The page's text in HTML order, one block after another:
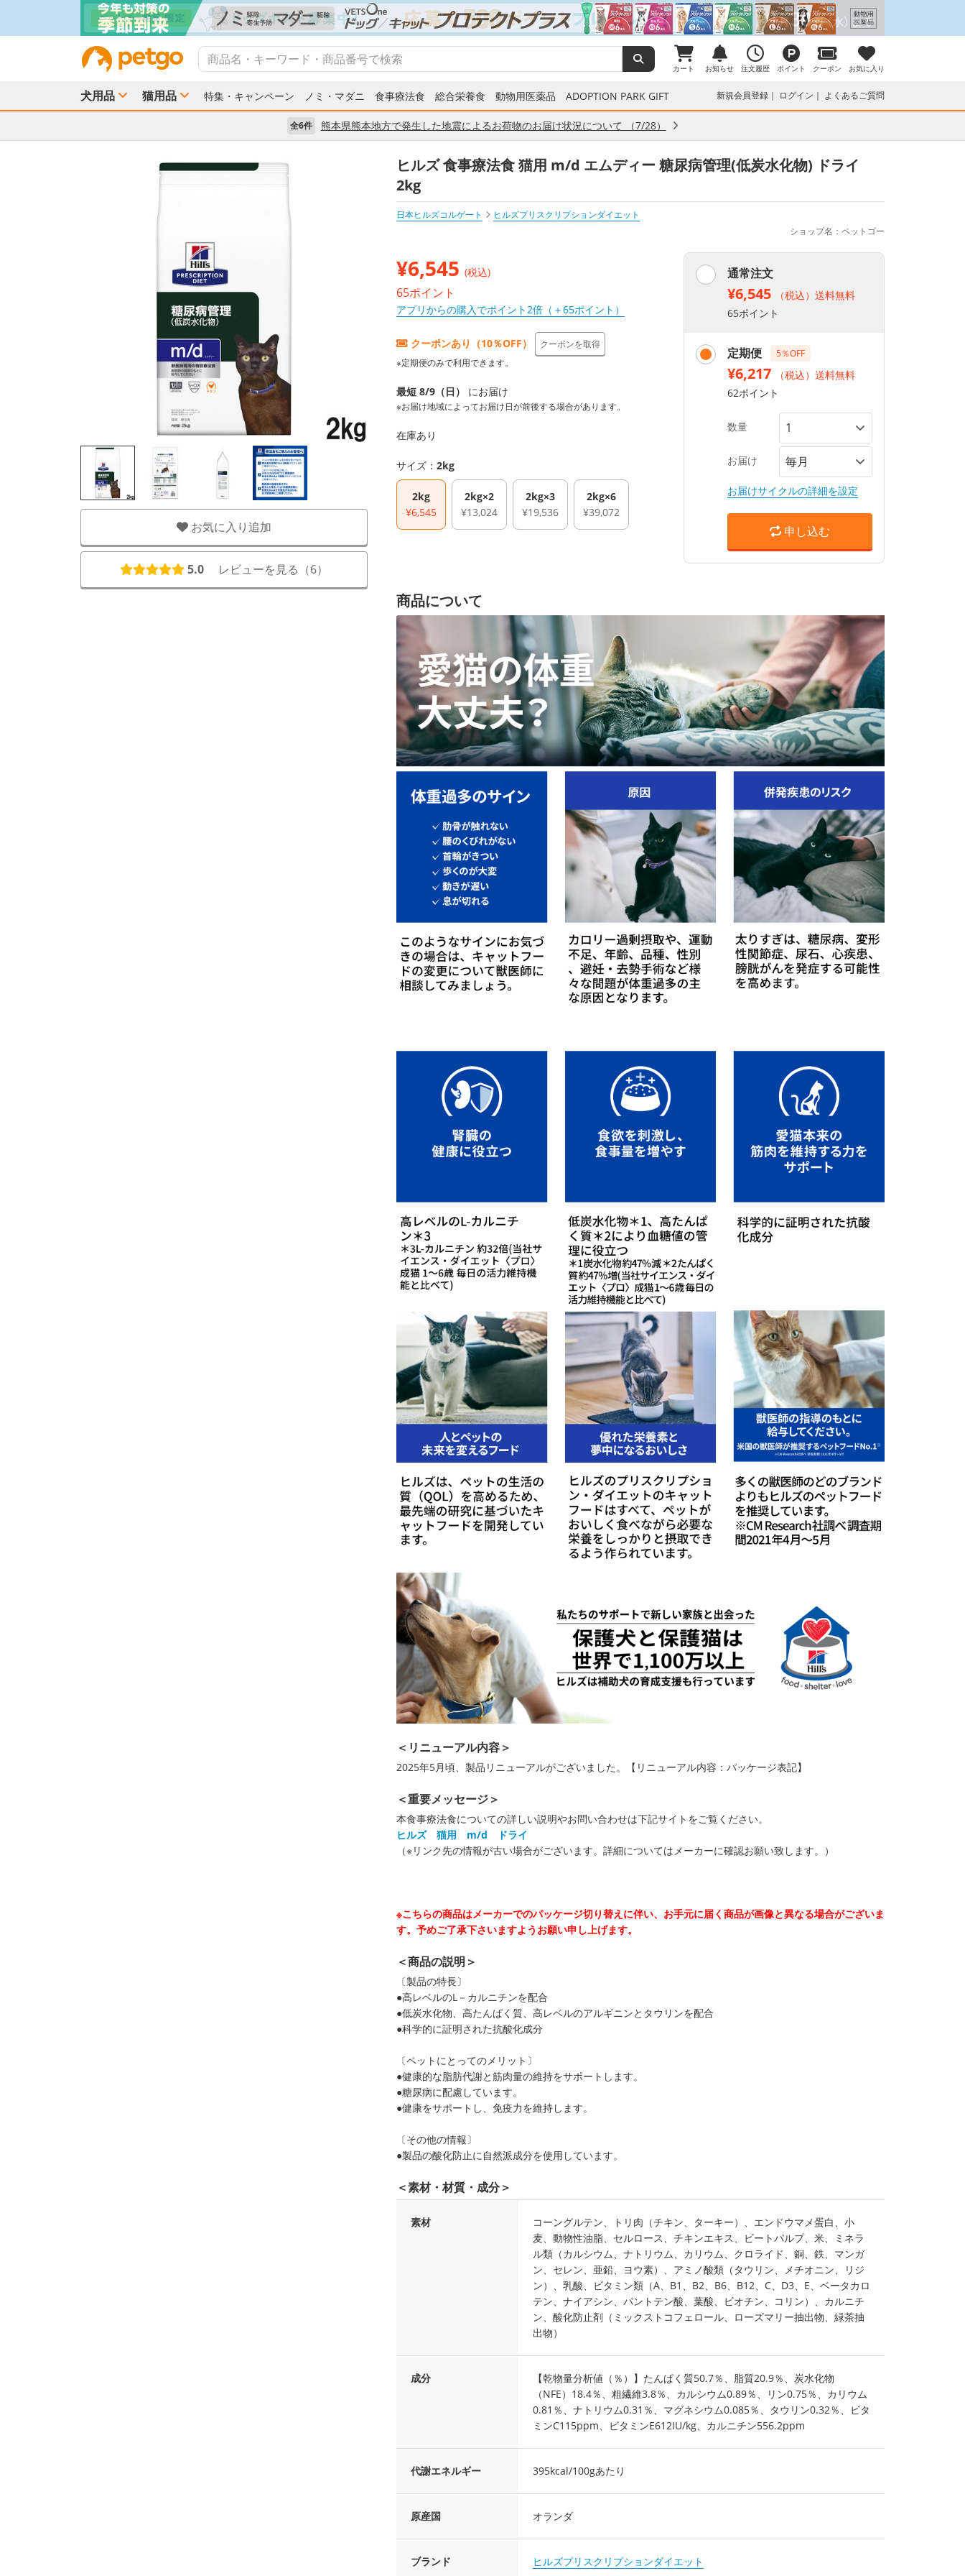
カート お知らせ 注文履歴 ポイント クーポン お気に入り
犬用品 猫用品 特集・キャンペーン ノミ・マダニ 食事療法食 総合栄養食 動物用医薬品 ADOPTION PARK GIFT 新規会員登録 ログイン よくあるご質問
全6件 熊本県熊本地方で発生した地震によるお荷物のお届け状況について （7/28）
お気に入り追加
5.0 レビューを見る（6）
ヒルズ 食事療法食 猫用 m/d エムディー 糖尿病管理(低炭水化物) ドライ
2kg
日本ヒルズコルゲート
ヒルズプリスクリプションダイエット
ショップ名：ペットゴー
¥6,545 (税込)
65ポイント
アプリからの購入でポイント2倍（＋65ポイント）
クーポンあり（10％OFF）
クーポンを取得
※定期便のみで利用できます。
最短 8/9（日） にお届け
※お届け地域によってお届け日が前後する場合があります。
在庫あり
サイズ： 2kg
2kg
¥6,545
2kg×2
¥13,024
2kg×3
¥19,536
2kg×6
¥39,072
通常注文
¥6,545
（税込）送料無料
65ポイント
定期便 5％OFF
¥6,217
（税込）送料無料
62ポイント
数量
お届け
お届けサイクルの詳細を設定
申し込む
商品について
＜リニューアル内容＞
2025年5月頃、製品リニューアルがございました。【リニューアル内容：パッケージ表記】
＜重要メッセージ＞
本食事療法食についての詳しい説明やお問い合わせは下記サイトをご覧ください。
ヒルズ 猫用 m/d ドライ
（※リンク先の情報が古い場合がございます。詳細についてはメーカーに確認お願い致します。）
※こちらの商品はメーカーでのパッケージ切り替えに伴い、お手元に届く商品が画像と異なる場合がございま
す。予めご了承下さいますようお願い申し上げます。
＜商品の説明＞
〔製品の特長〕
●高レベルのL－カルニチンを配合
●低炭水化物、高たんぱく質、高レベルのアルギニンとタウリンを配合
●科学的に証明された抗酸化成分
〔ペットにとってのメリット〕
●健康的な脂肪代謝と筋肉量の維持をサポートします。
●糖尿病に配慮しています。
●健康をサポートし、免疫力を維持します。
〔その他の情報〕
●製品の酸化防止に自然派成分を使用しています。
＜素材・材質・成分＞
素材
コーングルテン、トリ肉（チキン、ターキー）、エンドウマメ蛋白、小
麦、動物性油脂、セルロース、チキンエキス、ビートパルプ、米、ミネラ
ル類（カルシウム、ナトリウム、カリウム、クロライド、銅、鉄、マンガ
ン、セレン、亜鉛、ヨウ素）、アミノ酸類（タウリン、メチオニン、リジ
ン）、乳酸、ビタミン類（A、B1、B2、B6、B12、C、D3、E、ベータカロ
テン、ナイアシン、パントテン酸、葉酸、ビオチン、コリン）、カルニチ
ン、酸化防止剤（ミックストコフェロール、ローズマリー抽出物、緑茶抽
出物）
成分
【乾物量分析値（％）】たんぱく質50.7％、脂質20.9％、炭水化物
（NFE）18.4％、粗繊維3.8％、カルシウム0.89％、リン0.75％、カリウム
0.81％、ナトリウム0.31％、マグネシウム0.085％、タウリン0.32％、ビタ
ミンC115ppm、ビタミンE612IU/kg、カルニチン556.2ppm
代謝エネルギー 395kcal/100gあたり
原産国 オランダ
ブランド ヒルズプリスクリプションダイエット